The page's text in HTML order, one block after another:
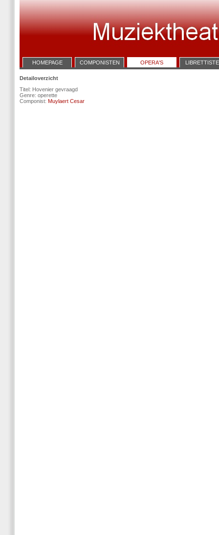
HOMEPAGE COMPONISTEN OPERA'S
Detailoverzicht
Titel: Hovenier gevraagd
Genre: operette
Componist: Muylaert Cesar